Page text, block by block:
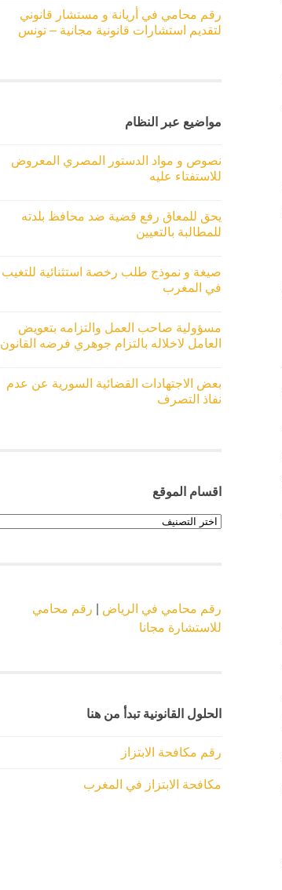
رقم محامي في أريانة و مستشار قانوني
لتقديم استشارات قانونية مجانية – تونس
مواضيع عبر النظام
نصوص و مواد الدستور المصري المعروض
للاستفتاء عليه
يحق للمعاق رفع قضية ضد محافظ بلدته
للمطالبة بالتعيين
صيغة و نموذج طلب رخصة استثنائية للتغيب
في المغرب
مسؤولية صاحب العمل والتزامه بتعويض
العامل لاخلاله بالتزام جوهري فرضه القانون
بعض الاجتهادات القضائية السورية عن عدم
نفاذ التصرف
اقسام الموقع
اقسام
الموقع
رقم محامي في الرياض
رقم محامي
للاستشارة مجانا
الحلول القانونية تبدأ من هنا
رقم مكافحة الابتزاز
مكافحة الابتزاز في المغرب